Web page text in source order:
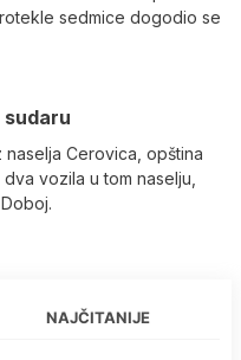
sedmice dogodio se
naselja Cerovica, opština
vozila u tom naselju,
NAJČITANIJE